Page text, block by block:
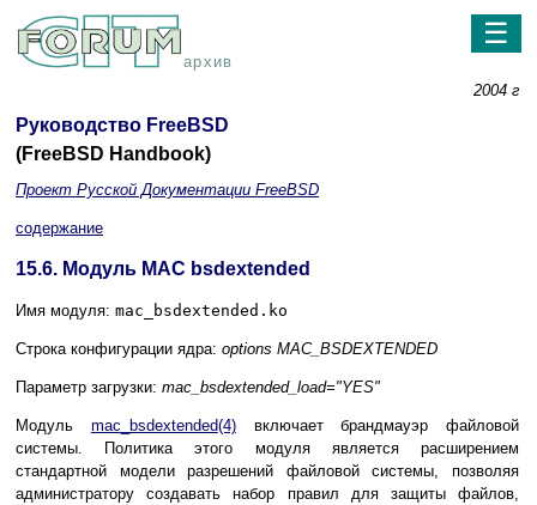
архив
☰
2004 г
Руководство FreeBSD
(FreeBSD Handbook)
Проект Русской Документации FreeBSD
содержание
15.6. Модуль MAC bsdextended
Имя модуля: mac_bsdextended.ko
Строка конфигурации ядра: options MAC_BSDEXTENDED
Параметр загрузки: mac_bsdextended_load="YES"
Модуль mac_bsdextended(4)включает брандмауэр файловой
системы. Политика этого модуля является расширением
стандартной модели разрешений файловой системы, позволяя
администратору создавать набор правил для защиты файлов,